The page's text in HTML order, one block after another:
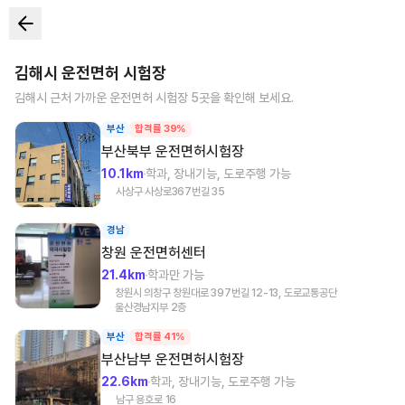
김해시 운전면허 시험장
김해시 근처 가까운 운전면허 시험장 5곳을 확인해 보세요.
부산 합격률 39%
부산북부 운전면허시험장
10.1km학과, 장내기능, 도로주행 가능
사상구 사상로367번길 35
경남
창원 운전면허센터
21.4km학과만 가능
창원시 의창구 창원대로 397번길 12-13, 도로교통공단
울산경남지부 2층
부산 합격률 41%
부산남부 운전면허시험장
22.6km학과, 장내기능, 도로주행 가능
남구 용호로 16